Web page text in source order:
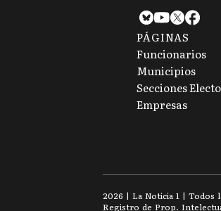
PÁGINAS
Funcionarios
Municipios
Secciones
Empresas
2026 | La Noticia 1 | Todos
Registro de Prop.